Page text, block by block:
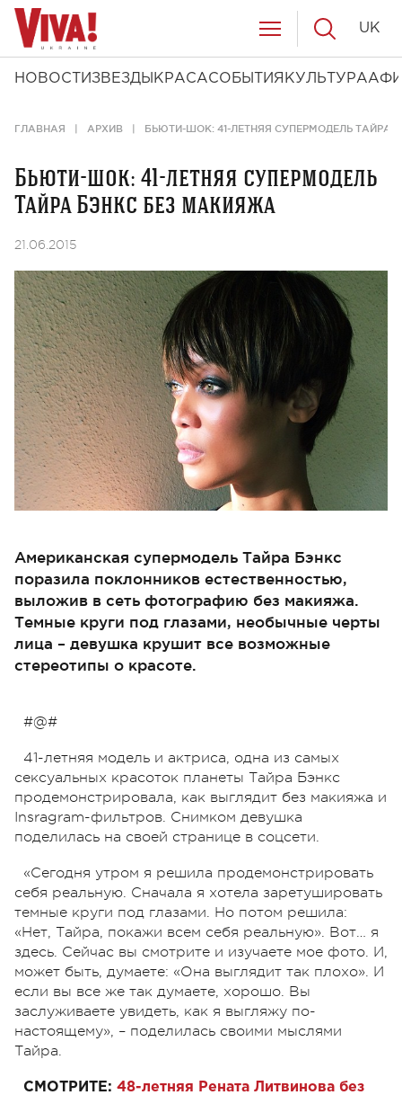
НОВОСТИ ЗВЕЗДЫ КРАСАСОБЫТИЯ КУЛЬТУРА
UK
ГЛАВНАЯ АРХИВ БЬЮТИ-ШОК: 41-ЛЕТНЯЯ СУПЕРМОДЕЛЬ ТАЙРА
Бьюти-шок: 41-летняя супермодель
Тайра Бэнкс без макияжа
21.06.2015
Американская супермодель Тайра Бэнкс
поразила поклонников естественностью,
выложив в сеть фотографию без макияжа.
Темные круги под глазами, необычные черты
лица – девушка крушит все возможные
стереотипы о красоте.
#@#
41-летняя модель и актриса, одна из самых
сексуальных красоток планеты Тайра Бэнкс
продемонстрировала, как выглядит без макияжа и
Insragram-фильтров. Снимком девушка
поделилась на своей странице в соцсети.
«Сегодня утром я решила продемонстрировать
себя реальную. Сначала я хотела заретушировать
темные круги под глазами. Но потом решила:
«Нет, Тайра, покажи всем себя реальную». Вот… я
здесь. Сейчас вы смотрите и изучаете мое фото. И,
может быть, думаете: «Она выглядит так плохо». И
если вы все же так думаете, хорошо. Вы
заслуживаете увидеть, как я выгляжу по-
настоящему», – поделилась своими мыслями
Тайра.
СМОТРИТЕ: 48-летняя Рената Литвинова без